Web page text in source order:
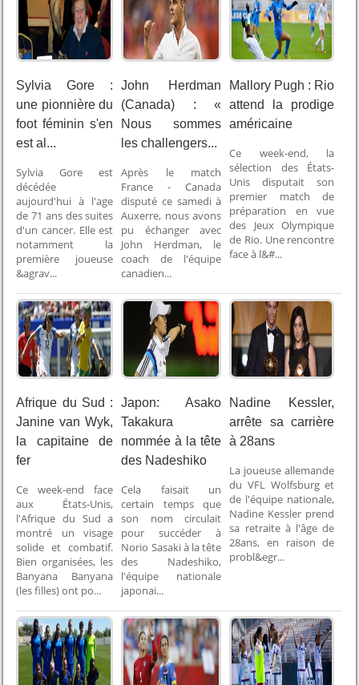
Sylvia Gore :
une pionnière du
foot féminin s'en
est al...
Sylvia Gore est
décédée
aujourd'hui à l'age
de 71 ans des suites
d'un cancer. Elle est
notamment la
première joueuse
&agrav...
John Herdman
(Canada) : «
Nous sommes
les challengers...
Après le match
France - Canada
disputé ce samedi à
Auxerre, nous avons
pu échanger avec
John Herdman, le
coach de l'équipe
canadien...
Mallory Pugh : Rio
attend la prodige
américaine
Ce week-end, la
sélection des États-
Unis disputait son
premier match de
préparation en vue
des Jeux Olympique
de Rio. Une rencontre
face à l&#...
Afrique du Sud :
Janine van Wyk,
la capitaine de
fer
Ce week-end face
aux États-Unis,
l'Afrique du Sud a
montré un visage
solide et combatif.
Bien organisées, les
Banyana Banyana
(les filles) ont po...
Japon: Asako
Takakura
nommée à la tête
des Nadeshiko
Cela faisait un
certain temps que
son nom circulait
pour succéder à
Norio Sasaki à la tête
des Nadeshiko,
l'équipe nationale
japonai...
Nadine Kessler,
arrête sa carrière
à 28ans
La joueuse allemande
du VFL Wolfsburg et
de l'équipe nationale,
Nadine Kessler prend
sa retraite à l'âge de
28ans, en raison de
probl&egr...